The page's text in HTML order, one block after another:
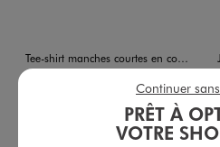
Tee-shirt manches courtes en coton imprimé homme - Iron Maiden
Existe en taille +
-50% sur le 2ème produit d'été
5/5 de moyenne
(36 avis)
PRÊT À
VOTRE
Continuer